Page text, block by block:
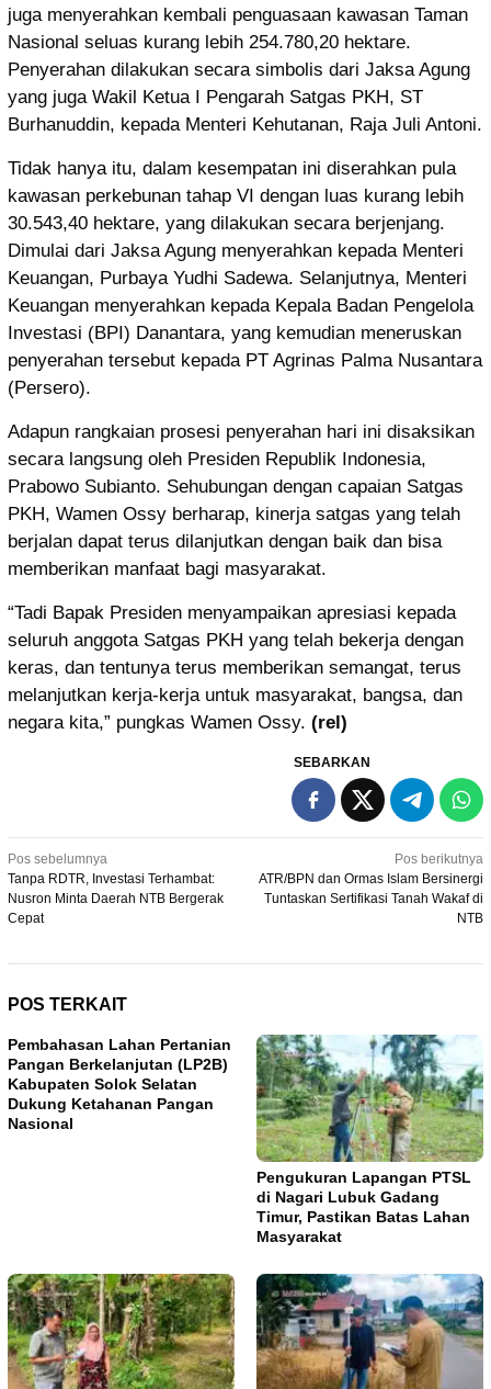
juga menyerahkan kembali penguasaan kawasan Taman
Nasional seluas kurang lebih 254.780,20 hektare.
Penyerahan dilakukan secara simbolis dari Jaksa Agung
yang juga Wakil Ketua I Pengarah Satgas PKH, ST
Burhanuddin, kepada Menteri Kehutanan, Raja Juli Antoni.
Tidak hanya itu, dalam kesempatan ini diserahkan pula
kawasan perkebunan tahap VI dengan luas kurang lebih
30.543,40 hektare, yang dilakukan secara berjenjang.
Dimulai dari Jaksa Agung menyerahkan kepada Menteri
Keuangan, Purbaya Yudhi Sadewa. Selanjutnya, Menteri
Keuangan menyerahkan kepada Kepala Badan Pengelola
Investasi (BPI) Danantara, yang kemudian meneruskan
penyerahan tersebut kepada PT Agrinas Palma Nusantara
(Persero).
Adapun rangkaian prosesi penyerahan hari ini disaksikan
secara langsung oleh Presiden Republik Indonesia,
Prabowo Subianto. Sehubungan dengan capaian Satgas
PKH, Wamen Ossy berharap, kinerja satgas yang telah
berjalan dapat terus dilanjutkan dengan baik dan bisa
memberikan manfaat bagi masyarakat.
“Tadi Bapak Presiden menyampaikan apresiasi kepada
seluruh anggota Satgas PKH yang telah bekerja dengan
keras, dan tentunya terus memberikan semangat, terus
melanjutkan kerja-kerja untuk masyarakat, bangsa, dan
negara kita,” pungkas Wamen Ossy. (rel)
SEBARKAN
Navigasi
pos
Pos sebelumnya
Tanpa RDTR, Investasi Terhambat:
Nusron Minta Daerah NTB Bergerak
Cepat
Pos berikutnya
ATR/BPN dan Ormas Islam Bersinergi
Tuntaskan Sertifikasi Tanah Wakaf di
NTB
POS TERKAIT
Pembahasan Lahan Pertanian
Pangan Berkelanjutan (LP2B)
Kabupaten Solok Selatan
Dukung Ketahanan Pangan
Nasional
Pengukuran Lapangan PTSL
di Nagari Lubuk Gadang
Timur, Pastikan Batas Lahan
Masyarakat